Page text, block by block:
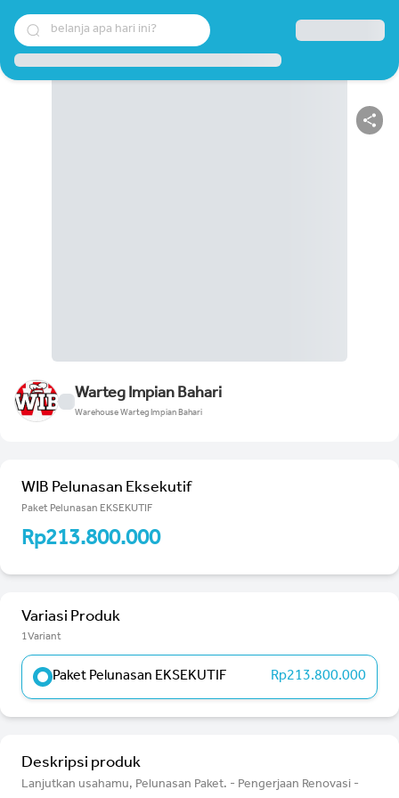
belanja apa hari ini?
Warteg Impian Bahari
Warehouse Warteg Impian Bahari
WIB Pelunasan Eksekutif
Paket Pelunasan EKSEKUTIF
Rp213.800.000
Variasi Produk
1Variant
Paket Pelunasan EKSEKUTIF Rp213.800.000
Deskripsi produk
Lanjutkan usahamu, Pelunasan Paket. - Pengerjaan Renovasi -